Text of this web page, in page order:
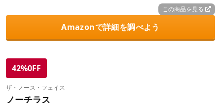
この商品を見る
Amazonで詳細を調べよう
42%0FF
ザ・ノース・フェイス
ノーチラス